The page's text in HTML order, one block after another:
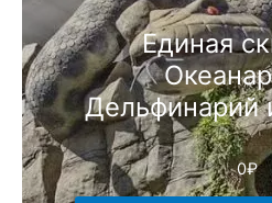
Единая
Дельфинарий
0₽